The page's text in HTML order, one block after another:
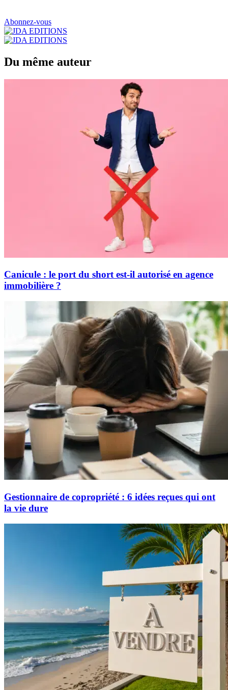
Abonnez-vous
Du même auteur
Canicule : le port du short est-il autorisé en agence
immobilière ?
Gestionnaire de copropriété : 6 idées reçues qui ont
la vie dure